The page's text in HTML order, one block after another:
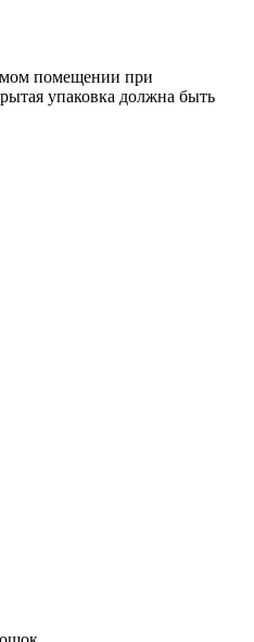
помещении при
упаковка должна быть